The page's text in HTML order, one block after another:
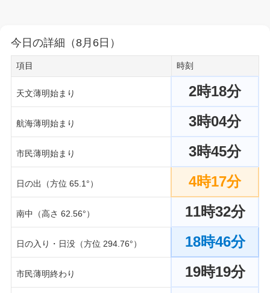
今日の詳細（8月6日）
項目 時刻
天文薄明始まり 2時18分
航海薄明始まり 3時04分
市民薄明始まり 3時45分
日の出（方位 65.1°） 4時17分
南中（高さ 62.56°） 11時32分
日の入り・日没（方位 294.76°） 18時46分
市民薄明終わり 19時19分